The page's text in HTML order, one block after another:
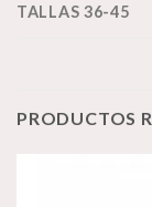
TALLAS 36-45
PRODUCTOS